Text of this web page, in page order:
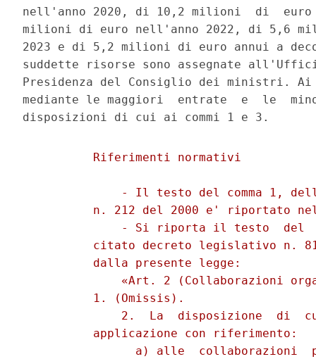
nell'anno 2020, di 10,2 milioni  di
milioni di euro nell'anno 2022, di 5,6
2023 e di 5,2 milioni di euro annui a
suddette risorse sono assegnate
Presidenza del Consiglio dei ministri.
mediante le maggiori  entrate  e  le
          Riferimenti normativi
- Il testo del comma 1,
n. 212 del 2000 e' riportato
- Si riporta il testo  del
citato decreto legislativo n.
          dalla presente legge:
«Art. 2 (Collaborazioni
          1. (Omissis).
2.  La  disposizione  di
          applicazione con riferimento:
a) alle  collaborazioni